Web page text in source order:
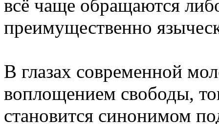
всё чаще обращаются
преимущественно
В глазах современной
воплощением свободы,
становится синонимом